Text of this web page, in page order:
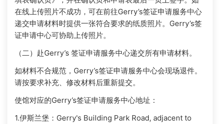
在线上传照片不成功，可在前往Gerry’s签证申请服务中心
递交申请材料时提供一张符合要求的纸质照片。Gerry’s签
证申请中心可协助上传照片。
（二）赴Gerry’s 签证申请服务中心递交所有申请材料。
如材料不合规范，Gerry’s签证申请服务中心会现场退件。
请按要求补充、修改材料后重新提交。
使馆对应的Gerry’s签证申请服务中心地址：
1.伊斯兰堡：Gerry's Building Park Road, adjacent to